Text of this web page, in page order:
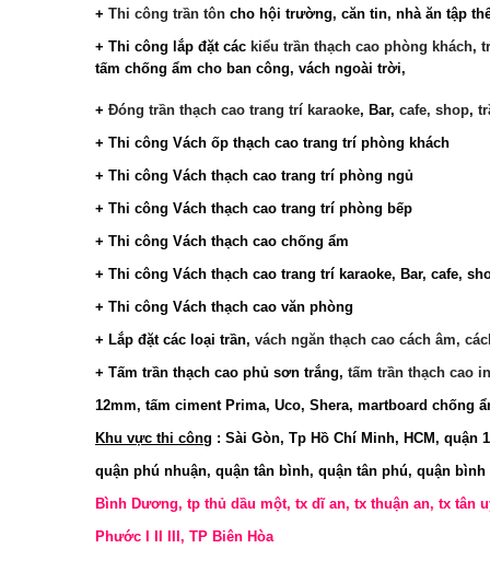
+ Thi công trần tôn cho hội trường, căn tin, nhà ăn tập
+ Thi công lắp đặt các kiểu trần thạch cao phòng khách,
tấm chống ẩm cho ban công, vách ngoài trời,
+ Đóng trần thạch cao trang trí karaoke, Bar, cafe, shop,
+ Thi công Vách ốp thạch cao trang trí phòng khách
+ Thi công Vách thạch cao trang trí phòng ngủ
+ Thi công Vách thạch cao trang trí phòng bếp
+ Thi công Vách thạch cao chống ẩm
+ Thi công Vách thạch cao trang trí karaoke, Bar, cafe,
+ Thi công Vách thạch cao văn phòng
+ Lắp đặt các loại trần, vách ngăn thạch cao cách âm,
+ Tấm trần thạch cao phủ sơn trắng, tấm trần thạch cao
12mm, tấm ciment Prima, Uco, Shera, martboard chống
Khu vực thi công : Sài Gòn, Tp Hồ Chí Minh, HCM, quận
quận phú nhuận, quận tân bình, quận tân phú, quận
Bình Dương, tp thủ dầu một, tx dĩ an, tx thuận an, tx tân
Phước I II III, TP Biên Hòa